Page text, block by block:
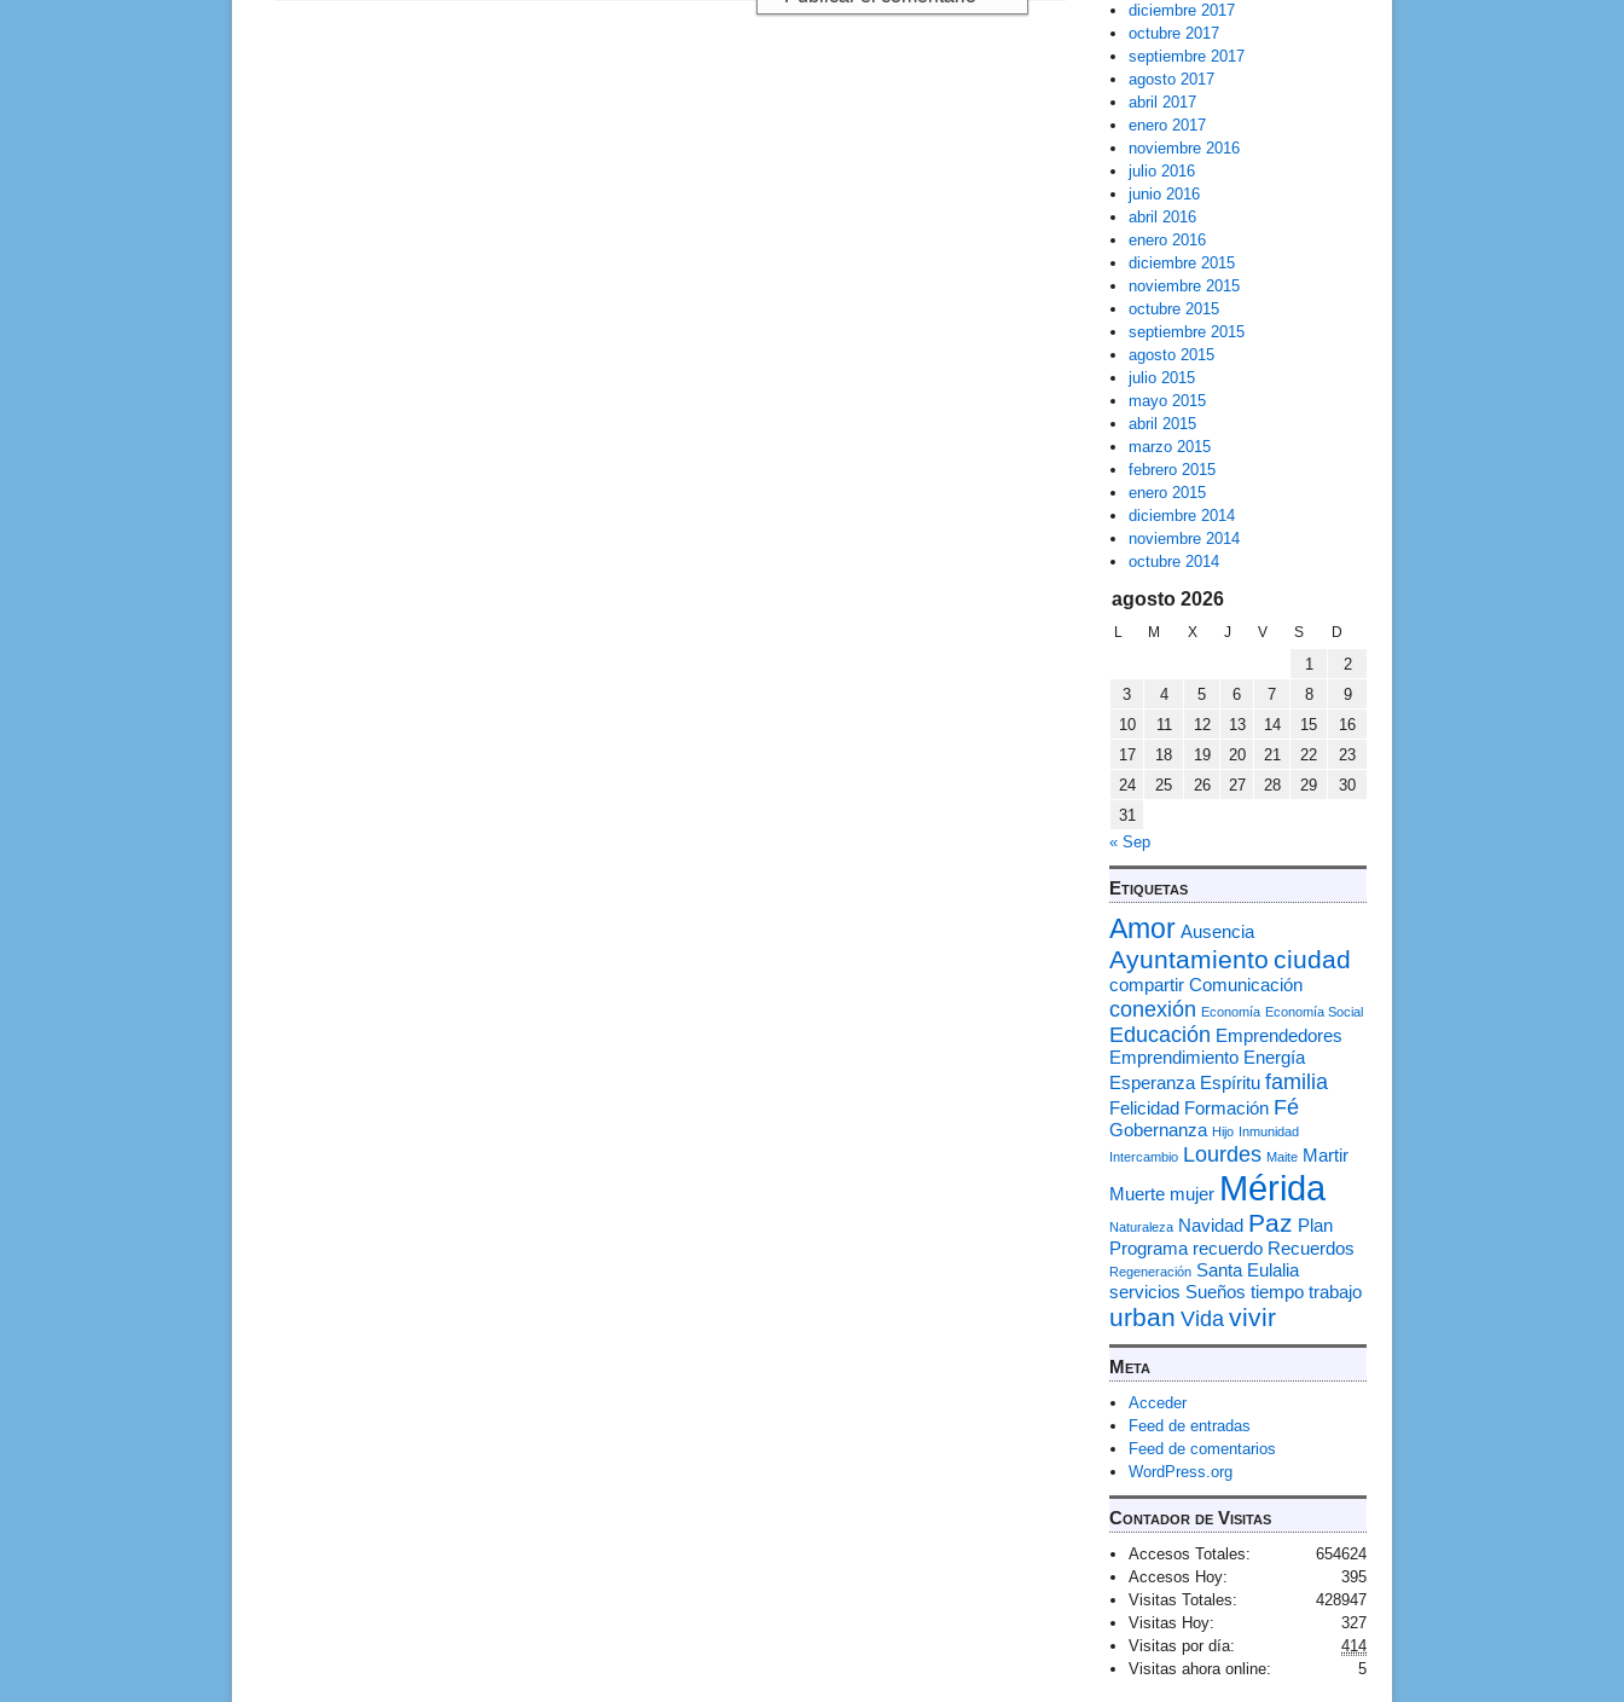
diciembre 2017
octubre 2017
septiembre 2017
agosto 2017
abril 2017
enero 2017
noviembre 2016
julio 2016
junio 2016
abril 2016
enero 2016
diciembre 2015
noviembre 2015
octubre 2015
septiembre 2015
agosto 2015
julio 2015
mayo 2015
abril 2015
marzo 2015
febrero 2015
enero 2015
diciembre 2014
noviembre 2014
octubre 2014
agosto 2026
L M X J V S D
1
2
3
4 5 6 7 8
9
10
11 12 13 14 15
16
17
18 19 20 21 22
23
24
25 26 27 28 29
30
31
« Sep
Etiquetas
Amor Ausencia
Ayuntamiento ciudad
compartir Comunicación
conexión Economía Economía Social
Educación Emprendedores
Emprendimiento Energía
Esperanza Espíritu familia
Felicidad Formación Fé
Gobernanza Hijo Inmunidad
Intercambio Lourdes Maite Martir
Muerte mujer Mérida
Naturaleza Navidad Paz Plan
Programa recuerdo Recuerdos
Regeneración Santa Eulalia
servicios Sueños tiempo trabajo
urban Vidavivir
Meta
Acceder
Feed de entradas
Feed de comentarios
WordPress.org
Contador de Visitas
654624
Accesos Totales:
395
Accesos Hoy:
428947
Visitas Totales:
327
Visitas Hoy:
414
Visitas por día:
5
Visitas ahora online: